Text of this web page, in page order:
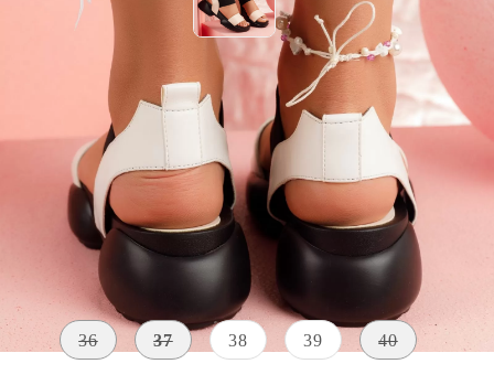
Размер на обувки: Таблица с размери
36 37 38 39 40
Уведомете ме, когато е налично